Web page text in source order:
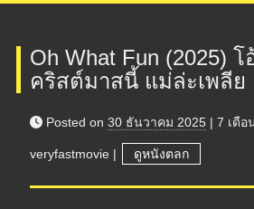
Oh What Fun (2025)
คริสต์มาสนี้ แม่ล่ะเพลีย
Posted on 30 ธันวาคม 2025 | 7 เดือ
veryfastmovie | ดูหนังตลก